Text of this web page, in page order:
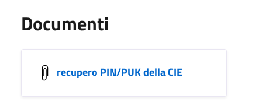
Documenti
recupero PIN/PUK della CIE